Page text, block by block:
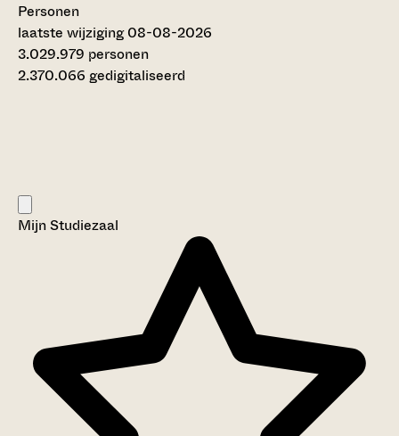
Personen
laatste wijziging 08-08-2026
3.029.979 personen
2.370.066 gedigitaliseerd
Mijn Studiezaal